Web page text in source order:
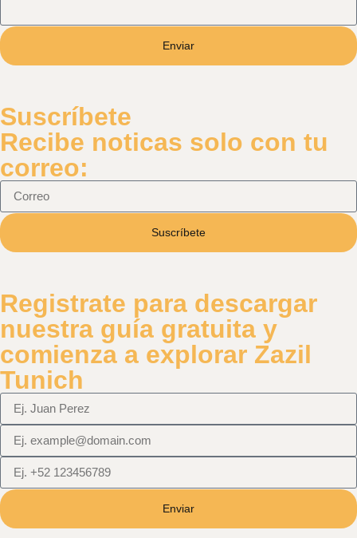
Enviar
Suscríbete
Recibe noticas solo con tu
correo:
Suscríbete
Registrate para descargar
nuestra guía gratuita y
comienza a explorar Zazil
Tunich
Enviar